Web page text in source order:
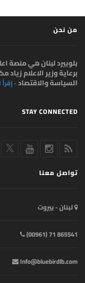
من نحن
برعاية وزير الاعلام
السياسة والاقتصاد- إقرأ
STAY CONNECTED
تواصل معنا
لبنان - بيروت
865541 71 (00961)
Info@bluebirdlb.com